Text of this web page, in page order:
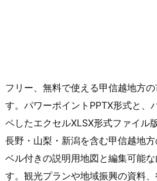
フリー、無料で使える甲信越地方
す。パワーポイントPPTX形式と、
ペしたエクセルXLSX形式ファイル
長野・山梨・新潟を含む甲信越地
ベル付きの説明用地図と編集可能
す。観光プランや地域振興の資料